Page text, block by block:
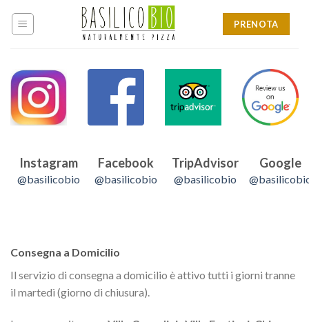
PRENOTA
Instagram
@basilicobio
Facebook
@basilicobio
TripAdvisor
@basilicobio
Google
Consegna a Domicilio
Il servizio di consegna a domicilio è attivo tutti i giorni tranne
il martedì (giorno di chiusura).